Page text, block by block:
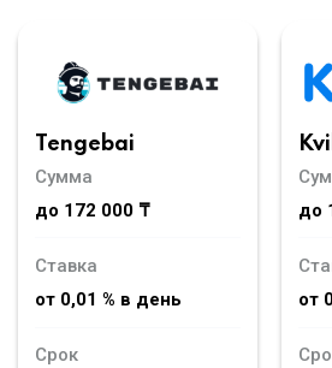
Tengebai
Сумма
до 172 000 ₸
Ставка
от 0,01 % в день
Срок
до
от